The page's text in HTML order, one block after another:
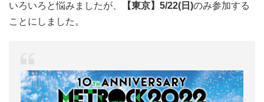
いろいろと悩みましたが、
【東京】5/22(日)のみ参加する
ことにしました。